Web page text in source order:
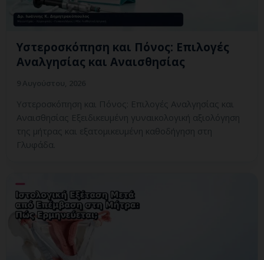
Υστεροσκόπηση και Πόνος: Επιλογές
Αναλγησίας και Αναισθησίας
Υστεροσκόπηση και Πόνος: Επιλογές Αναλγησίας και
Αναισθησίας Εξειδικευμένη γυναικολογική αξιολόγηση
της μήτρας και εξατομικευμένη καθοδήγηση στη
Γλυφάδα.